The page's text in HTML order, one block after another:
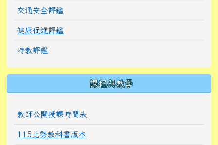
交通安全評鑑
健康促進評鑑
特教評鑑
課程與教學
教師公開授課時間表
115北勢教科書版本